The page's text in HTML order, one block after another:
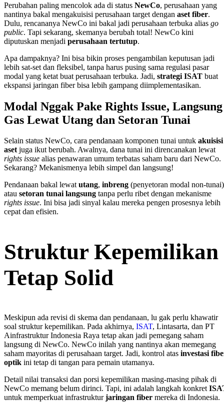
Perubahan paling mencolok ada di status NewCo, perusahaan yang
nantinya bakal mengakuisisi perusahaan target dengan aset fiber.
Dulu, rencananya NewCo ini bakal jadi perusahaan terbuka alias go
public. Tapi sekarang, skemanya berubah total! NewCo kini
diputuskan menjadi perusahaan tertutup.
Apa dampaknya? Ini bisa bikin proses pengambilan keputusan jadi
lebih sat-set dan fleksibel, tanpa harus pusing sama regulasi pasar
modal yang ketat buat perusahaan terbuka. Jadi, strategi ISAT buat
ekspansi jaringan fiber bisa lebih gampang diimplementasikan.
Modal Nggak Pake Rights Issue, Langsung
Gas Lewat Utang dan Setoran Tunai
Selain status NewCo, cara pendanaan komponen tunai untuk akuisisi
asetjuga ikut berubah. Awalnya, dana tunai ini direncanakan lewat
rights issue alias penawaran umum terbatas saham baru dari NewCo.
Sekarang? Mekanismenya lebih simpel dan langsung!
Pendanaan bakal lewatutang, inbreng (penyetoran modal non-
atau setoran tunai langsung tanpa perlu ribet dengan mekanisme
rights issue. Ini bisa jadi sinyal kalau mereka pengen prosesnya lebih
cepat dan efisien.
Struktur Kepemilikan
Tetap Solid
Meskipun ada revisi di skema dan pendanaan, lu gak perlu khawatir
soal struktur kepemilikan. Pada akhirnya, ISAT, Lintasarta, dan PT
Ainfrastruktur Indonesia Raya tetap akan jadi pemegang saham
langsung di NewCo. NewCo inilah yang nantinya akan memegang
saham mayoritas di perusahaan target. Jadi, kontrol atas investasi
optik ini tetap di tangan para pemain utamanya.
Detail nilai transaksi dan porsi kepemilikan masing-masing pihak di
NewCo memang belum dirinci. Tapi, ini adalah langkah konkret
untuk memperkuat infrastrukturjaringan fiber mereka di Indonesia.